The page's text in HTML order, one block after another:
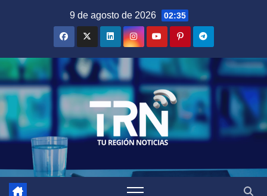
9 de agosto de 2026 02:35